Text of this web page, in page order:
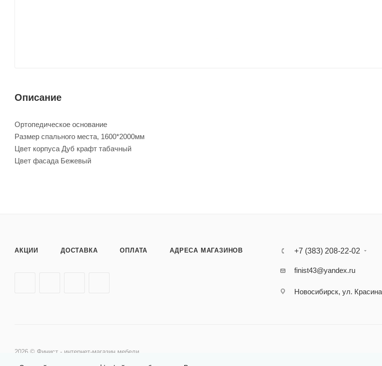
Описание
Ортопедическое основание
Размер спального места, 1600*2000мм
Цвет корпуса Дуб крафт табачный
Цвет фасада Бежевый
АКЦИИ ДОСТАВКА ОПЛАТА АДРЕСА МАГАЗИНОВ +7 (383) 208-22-02
finist43@yandex.ru
Новосибирск, ул.
2026 © Финист - интернет-магазин мебели